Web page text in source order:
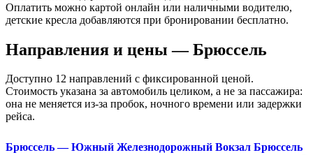
Оплатить можно картой онлайн или наличными водителю,
детские кресла добавляются при бронировании бесплатно.
Направления и цены — Брюссель
Доступно 12 направлений с фиксированной ценой.
Стоимость указана за автомобиль целиком, а не за пассажира:
она не меняется из-за пробок, ночного времени или задержки
рейса.
Брюссель — Южный Железнодорожный Вокзал Брюссель